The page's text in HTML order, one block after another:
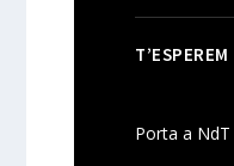
T’ESPEREM
Porta a